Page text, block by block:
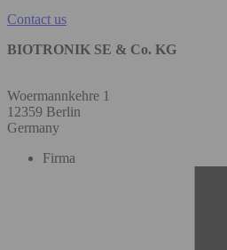
Contact us
BIOTRONIK SE & Co. KG
Woermannkehre 1
12359 Berlin
Germany
Firma